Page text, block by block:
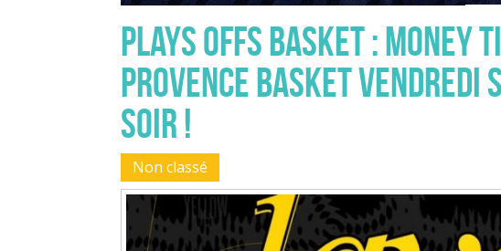
Plays offs Basket : Money
Provence Basket vendredi
soir !
Non classé